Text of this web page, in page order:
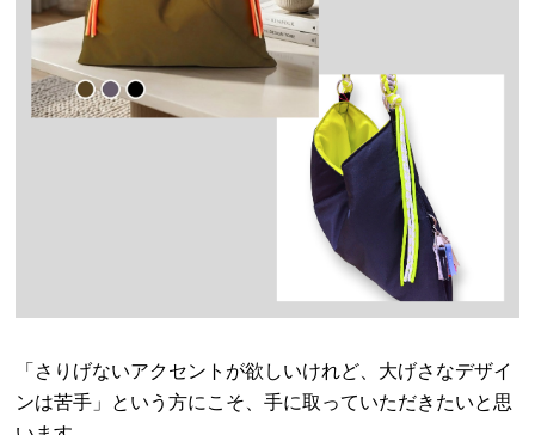
「さりげないアクセントが欲しいけれど、大げさなデザイ
ンは苦手」という方にこそ、手に取っていただきたいと思